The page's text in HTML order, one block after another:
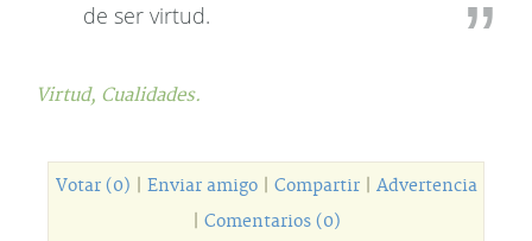
de ser virtud.
Virtud, Cualidades.
Votar (0) Enviar amigo| Compartir| Advertencia
Comentarios (0)